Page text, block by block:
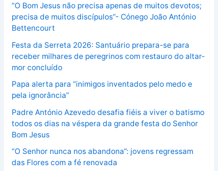
“O Bom Jesus não precisa apenas de muitos devotos;
precisa de muitos discípulos”- Cónego João António
Bettencourt
Festa da Serreta 2026: Santuário prepara-se para
receber milhares de peregrinos com restauro do altar-
mor concluído
Papa alerta para “inimigos inventados pelo medo e
pela ignorância”
Padre António Azevedo desafia fiéis a viver o batismo
todos os dias na véspera da grande festa do Senhor
Bom Jesus
“O Senhor nunca nos abandona”: jovens regressam
das Flores com a fé renovada